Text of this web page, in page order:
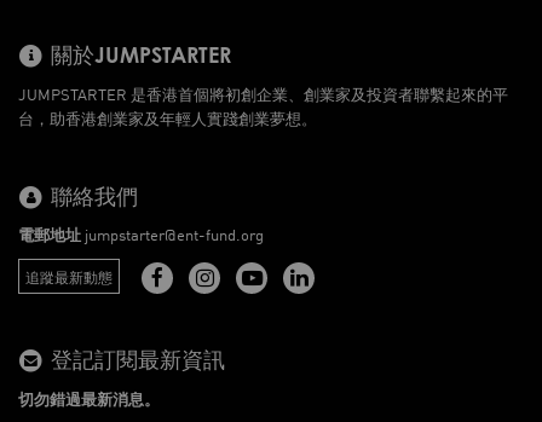
關於JUMPSTARTER
JUMPSTARTER 是香港首個將初創企業、創業家及投資者聯繫起來的平
台，助香港創業家及年輕人實踐創業夢想。
聯絡我們
電郵地址 jumpstarter@ent-fund.org
追蹤最新動態
登記訂閱最新資訊
切勿錯過最新消息。